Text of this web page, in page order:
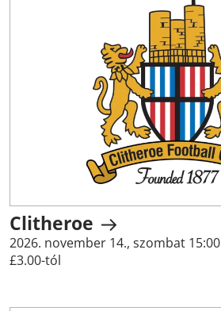
Clitheroe
2026. november 14., szombat 15:00
£3.00-tól